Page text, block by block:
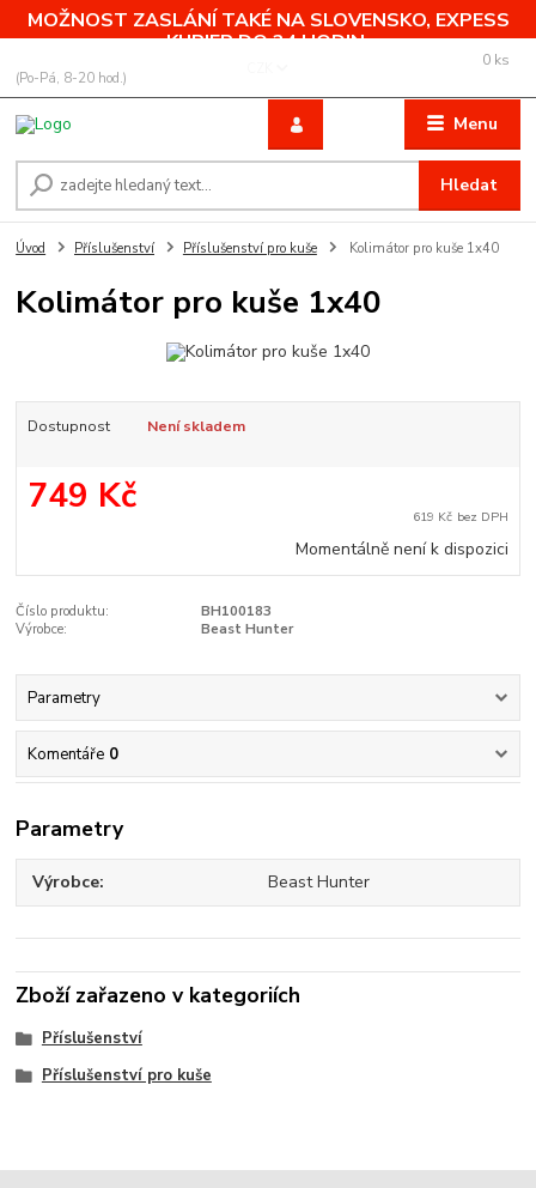
MOŽNOST ZASLÁNÍ TAKÉ NA SLOVENSKO, EXPESS
KURIER DO 24 HODIN.
Menu
Hledat
(Po-Pá, 8-20 hod.)
0 ks
Úvod Příslušenství Příslušenství pro kuše Kolimátor pro kuše 1x40
Kolimátor pro kuše 1x40
Dostupnost Není skladem
749 Kč 619 Kč bez DPH
Momentálně není k dispozici
Číslo produktu:
BH100183
Výrobce:
Beast Hunter
Parametry
Komentáře 0
Parametry
Výrobce Beast Hunter
Zboží zařazeno v kategoriích
Příslušenství
Příslušenství pro kuše